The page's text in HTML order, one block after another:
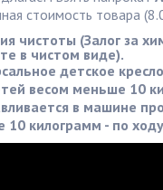
стоимость товара
чистоты (Залог за
в чистом виде).
детское
весом меньше 10
в машине
10 килограмм - по